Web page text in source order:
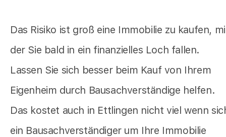
Das Risiko ist groß eine Immobilie zu kaufen,
der Sie bald in ein finanzielles Loch fallen.
Lassen Sie sich besser beim Kauf von Ihrem
Eigenheim durch Bausachverständige helfen.
Das kostet auch in Ettlingen nicht viel wenn
ein Bausachverständiger um Ihre Immobilie